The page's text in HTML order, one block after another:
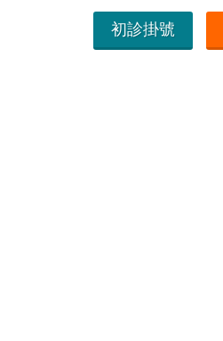
初診掛號